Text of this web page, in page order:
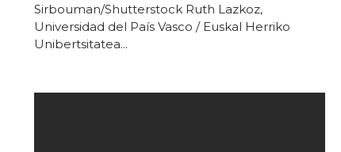
Sirbouman/Shutterstock Ruth Lazkoz,
Universidad del País Vasco / Euskal Herriko
Unibertsitatea...